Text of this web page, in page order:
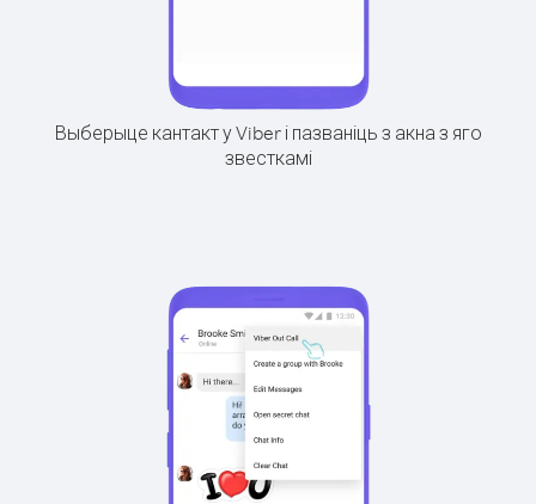
Выберыце кантакт у Viber і пазваніць з акна з яго
звесткамі